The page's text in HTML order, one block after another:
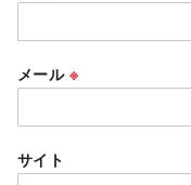
メール ※
サイト